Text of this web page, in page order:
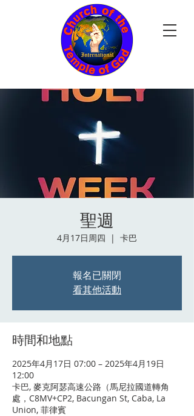
聖週
4月17日周四
  |
卡巴
報名已關閉
看其他活動
時間和地點
2025年4月17日 07:00 – 2025年4月19日
12:00
卡巴, 麥克阿瑟高速公路（馬尼拉國道轉角
處，C8MV+CP2, Bacungan St, Caba, La
Union, 菲律賓